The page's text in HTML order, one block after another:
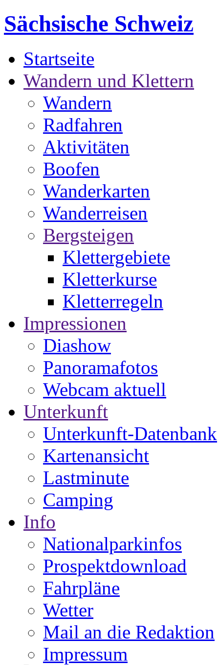
Sächsische Schweiz
Startseite
Wandern und Klettern
Wandern
Radfahren
Aktivitäten
Boofen
Wanderkarten
Wanderreisen
Bergsteigen
Klettergebiete
Kletterkurse
Kletterregeln
Impressionen
Diashow
Panoramafotos
Webcam aktuell
Unterkunft
Unterkunft-Datenbank
Kartenansicht
Lastminute
Camping
Info
Nationalparkinfos
Prospektdownload
Fahrpläne
Wetter
Mail an die Redaktion
Impressum